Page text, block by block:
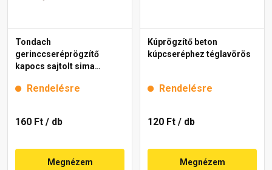
Tondach
gerinccseréprögzítő
kapocs sajtolt sima
Rendelésre
160 Ft / db
Megnézem
Kúprögzítő beton
kúpcseréphez téglavörös
Rendelésre
120 Ft / db
Megnézem